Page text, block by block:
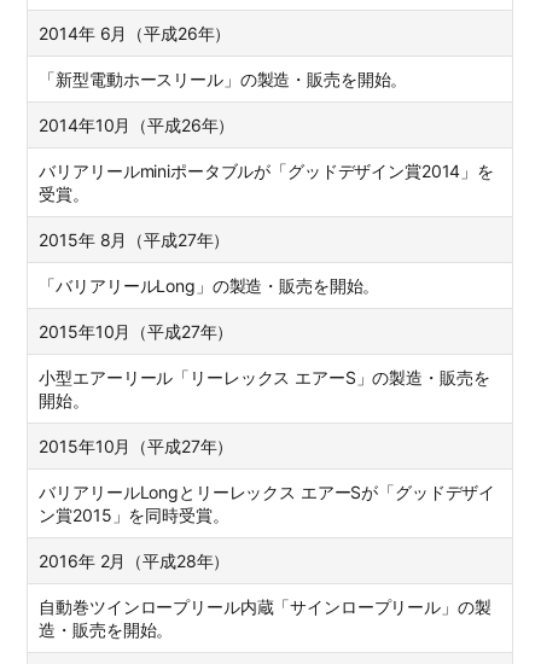
2014年 6月（平成26年）
「新型電動ホースリール」の製造・販売を開始。
2014年10月（平成26年）
バリアリールminiポータブルが「グッドデザイン賞2014」を
受賞。
2015年 8月（平成27年）
「バリアリールLong」の製造・販売を開始。
2015年10月（平成27年）
小型エアーリール「リーレックス エアーS」の製造・販売を
開始。
2015年10月（平成27年）
バリアリールLongとリーレックス エアーSが「グッドデザイ
ン賞2015」を同時受賞。
2016年 2月（平成28年）
自動巻ツインロープリール内蔵「サインロープリール」の製
造・販売を開始。